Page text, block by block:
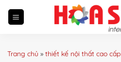
Trang chủ » thiết kế nội thất cao cấp